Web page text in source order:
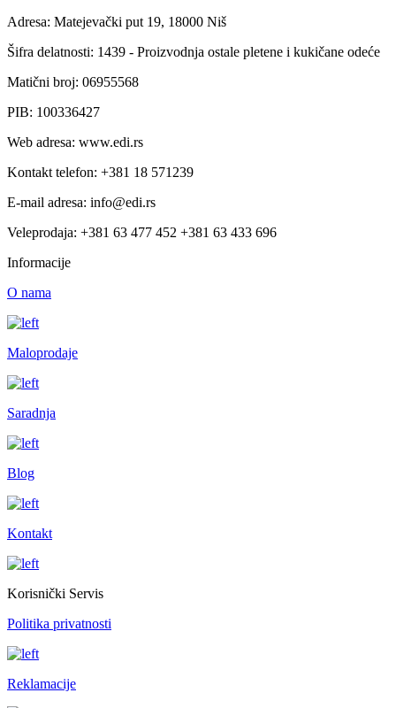
Adresa: Matejevački put 19, 18000 Niš
Šifra delatnosti: 1439 - Proizvodnja ostale pletene i kukičane odeće
Matični broj: 06955568
PIB: 100336427
Web adresa: www.edi.rs
Kontakt telefon: +381 18 571239
E-mail adresa: info@edi.rs
Veleprodaja: +381 63 477 452 +381 63 433 696
Informacije
O nama
Maloprodaje
Saradnja
Blog
Kontakt
Korisnički Servis
Politika privatnosti
Reklamacije